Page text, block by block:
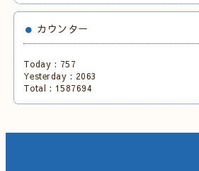
カウンター
Today : 757
Yesterday : 2063
Total : 1587694